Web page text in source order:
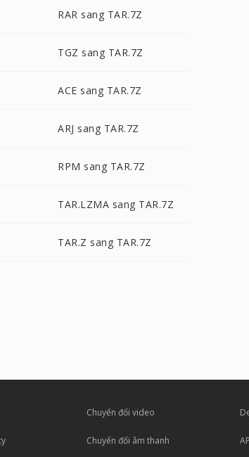
RAR sang TAR.7Z
TGZ sang TAR.7Z
ACE sang TAR.7Z
ARJ sang TAR.7Z
RPM sang TAR.7Z
TAR.LZMA sang TAR.7Z
TAR.Z sang TAR.7Z
Chuyển đổi video
Chuyển đổi âm thanh